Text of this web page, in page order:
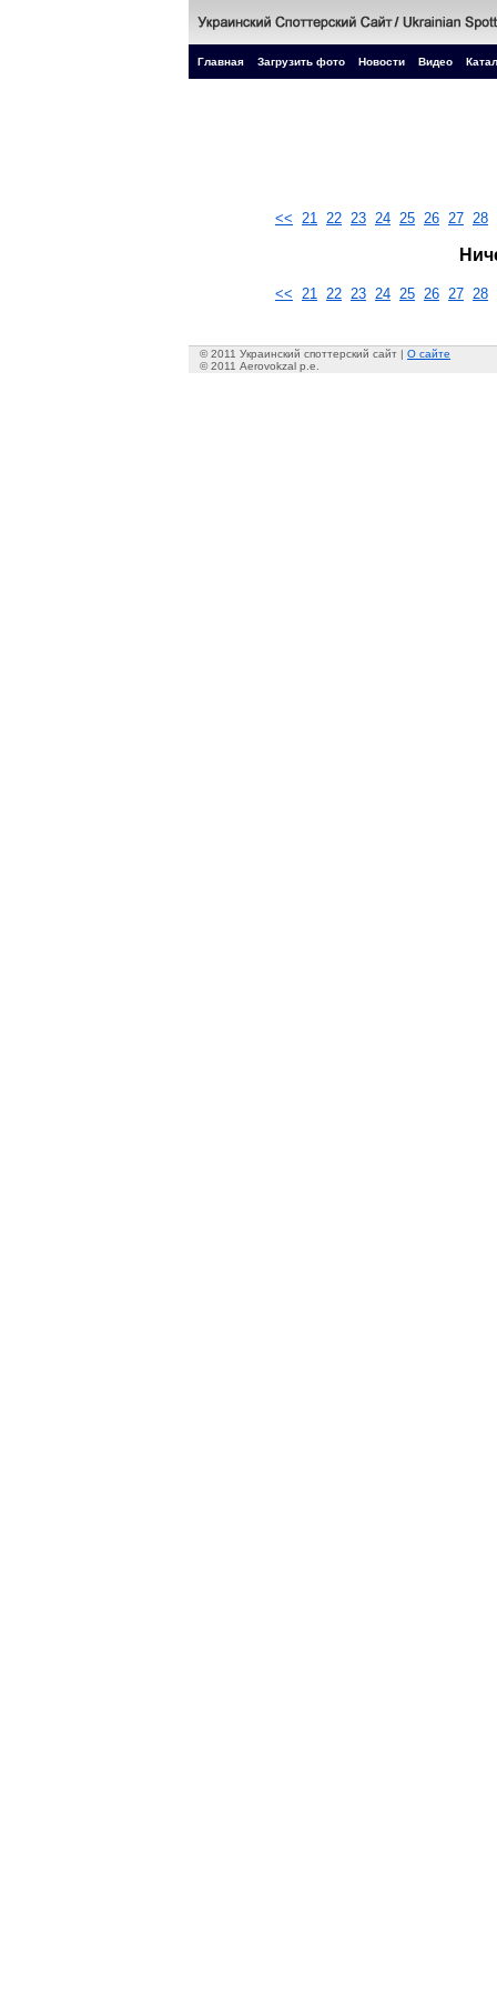
Главная Загрузить фото Новости Видео
<< 21 22 23 24 25 26 27 28
<< 21 22 23 24 25 26 27 28
© 2011 Украинский споттерский сайт | О сайте
© 2011 Aerovokzal p.e.